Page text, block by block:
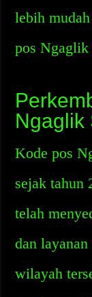
lebih
pos Ngaglik
Ngaglik
Kode pos
sejak tahun
telah
dan
wilayah